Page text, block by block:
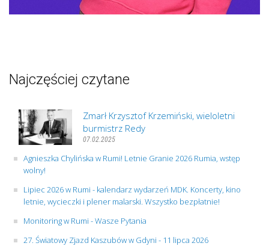
Najczęściej czytane
Zmarł Krzysztof Krzemiński, wieloletni
burmistrz Redy
07.02.2025
Agnieszka Chylińska w Rumi! Letnie Granie 2026 Rumia, wstęp
wolny!
Lipiec 2026 w Rumi - kalendarz wydarzeń MDK. Koncerty, kino
letnie, wycieczki i plener malarski. Wszystko bezpłatnie!
Monitoring w Rumi - Wasze Pytania
27. Światowy Zjazd Kaszubów w Gdyni - 11 lipca 2026